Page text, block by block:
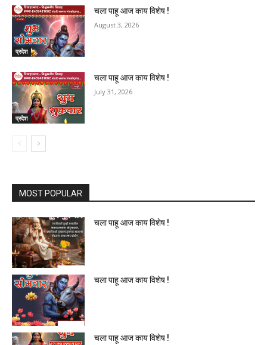
प्रदेश
चला पाहू आज काय विशेष !
August 3, 2026
प्रदेश
चला पाहू आज काय विशेष !
July 31, 2026
MOST POPULAR
चला पाहू आज काय विशेष !
चला पाहू आज काय विशेष !
चला पाहू आज काय विशेष !